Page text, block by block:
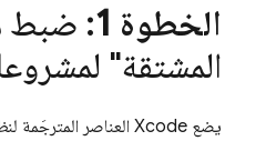
الخطوة 1
: ضبط
المشتقة"